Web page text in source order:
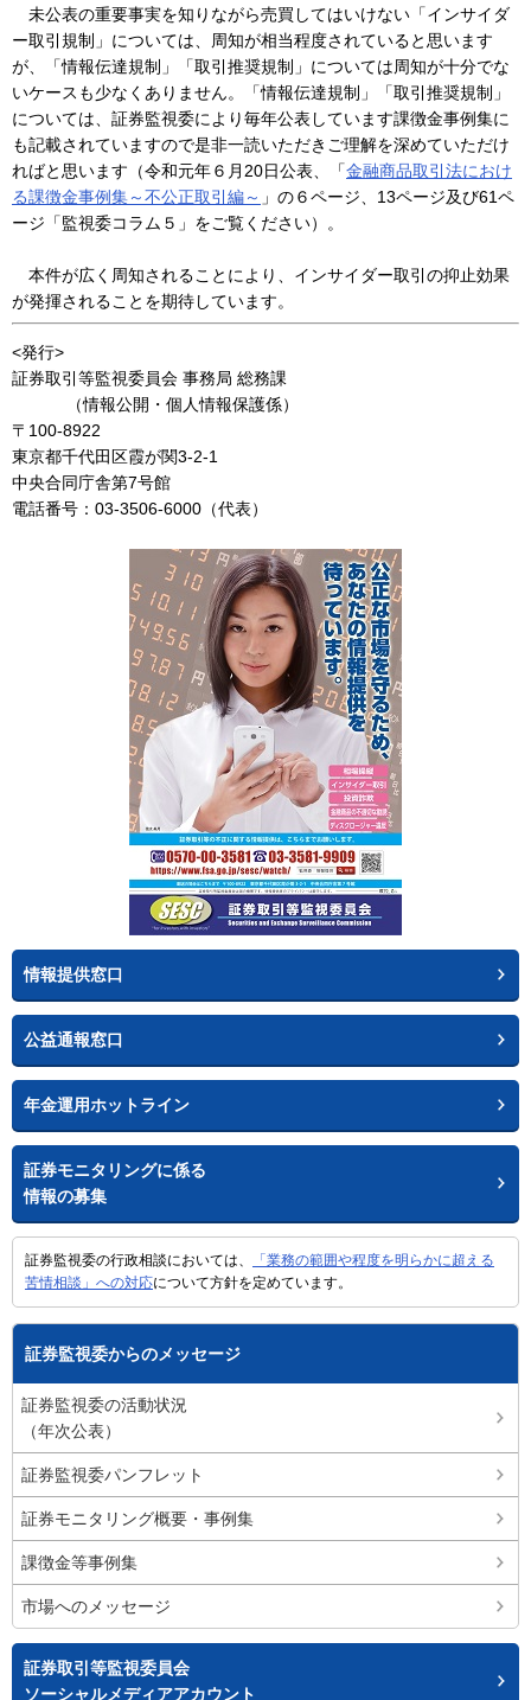
未公表の重要事実を知りながら売買してはいけない「インサイダ
ー取引規制」については、周知が相当程度されていると思います
が、「情報伝達規制」「取引推奨規制」については周知が十分でな
いケースも少なくありません。「情報伝達規制」「取引推奨規制」
については、証券監視委により毎年公表しています課徴金事例集に
も記載されていますので是非一読いただきご理解を深めていただけ
ればと思います（令和元年６月20日公表、「金融商品取引法におけ
る課徴金事例集～不公正取引編～ 」の６ページ、13ページ及び61ペ
ージ「監視委コラム５」をご覧ください）。
本件が広く周知されることにより、インサイダー取引の抑止効果
が発揮されることを期待しています。
<発行>
証券取引等監視委員会 事務局 総務課
（情報公開・個人情報保護係）
〒100-8922
東京都千代田区霞が関3-2-1
中央合同庁舎第7号館
電話番号：03-3506-6000（代表）
情報提供窓口
公益通報窓口
年金運用ホットライン
証券モニタリングに係る
情報の募集
証券監視委の行政相談においては、
「業務の範囲や程度を明らかに超える
苦情相談」への対応について方針を定めています。
証券監視委からのメッセージ
証券監視委の活動状況
（年次公表）
証券監視委パンフレット
証券モニタリング概要・事例集
課徴金等事例集
市場へのメッセージ
証券取引等監視委員会
ソーシャルメディアアカウント